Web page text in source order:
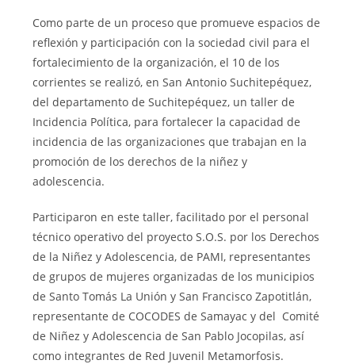
Como parte de un proceso que promueve espacios de
reflexión y participación con la sociedad civil para el
fortalecimiento de la organización, el 10 de los
corrientes se realizó, en San Antonio Suchitepéquez,
del departamento de Suchitepéquez, un taller de
Incidencia Política, para fortalecer la capacidad de
incidencia de las organizaciones que trabajan en la
promoción de los derechos de la niñez y
adolescencia.
Participaron en este taller, facilitado por el personal
técnico operativo del proyecto S.O.S. por los Derechos
de la Niñez y Adolescencia, de PAMI, representantes
de grupos de mujeres organizadas de los municipios
de Santo Tomás La Unión y San Francisco Zapotitlán,
representante de COCODES de Samayac y del Comité
de Niñez y Adolescencia de San Pablo Jocopilas, así
como integrantes de Red Juvenil Metamorfosis.